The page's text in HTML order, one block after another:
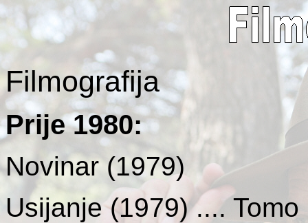
Filmografija
Prije 1980:
Novinar(1979)
Usijanje(1979) .... Tomo